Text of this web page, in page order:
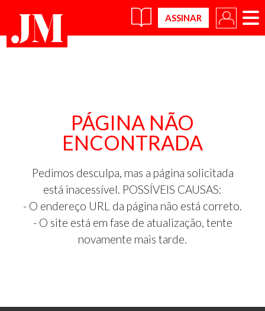
×
PÁGINA NÃO
ENCONTRADA
Pedimos desculpa, mas a página solicitada
está inacessível. POSSÍVEIS CAUSAS:
- O endereço URL da página não está correto.
- O site está em fase de atualização, tente
novamente mais tarde.